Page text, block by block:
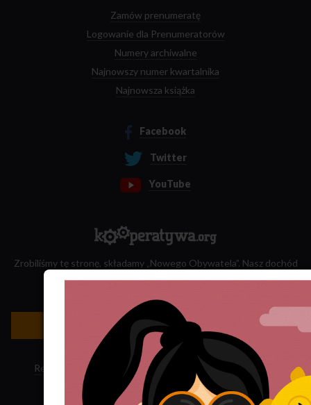
Zamów prenumeratę
Logowanie dla Prenumeratorów
Numery archiwalne
Najnowszy numer kwartalnika
Najnowsza książka
Facebook
Twitter
YouTube
Zrobiliśmy tę stronę, składamy „Nowego Obywatela”. Nasz dochód
Newsletter »
Regulamin sklepu Polityka ciasteczek · Subskrypcja RSS